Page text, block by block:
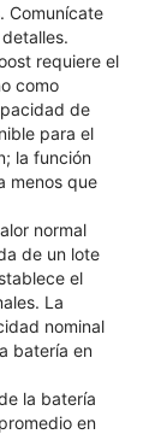
Comunícate
requiere el
como
de
para el
la función
menos que
normal
de un lote
el
La
nominal
batería en
la batería
en